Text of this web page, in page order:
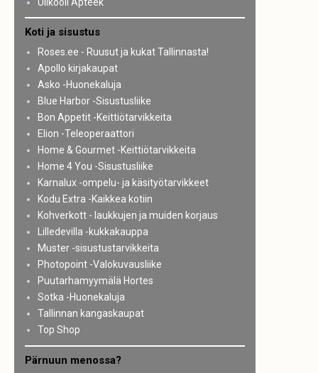
Koti ja sisustus
Roses.ee - Ruusut ja kukat Tallinnasta!
Apollo kirjakaupat
Asko -Huonekaluja
Blue Harbor -Sisustusliike
Bon Appetit -Keittiötarvikkeita
Elion -Teleoperaattori
Home & Gourmet -Keittiötarvikkeita
Home 4 You -Sisustusliike
Karnalux -ompelu- ja käsityötarvikkeet
Kodu Extra -Kaikkea kotiin
Kohverkott - laukkujen ja muiden korjaus
Lilledevilla -kukkakauppa
Muster -sisustustarvikkeita
Photopoint -Valokuvausliike
Puutarhamyymälä Hortes
Sotka -Huonekaluja
Tallinnan kangaskaupat
Top Shop
Pärnuun menossa?